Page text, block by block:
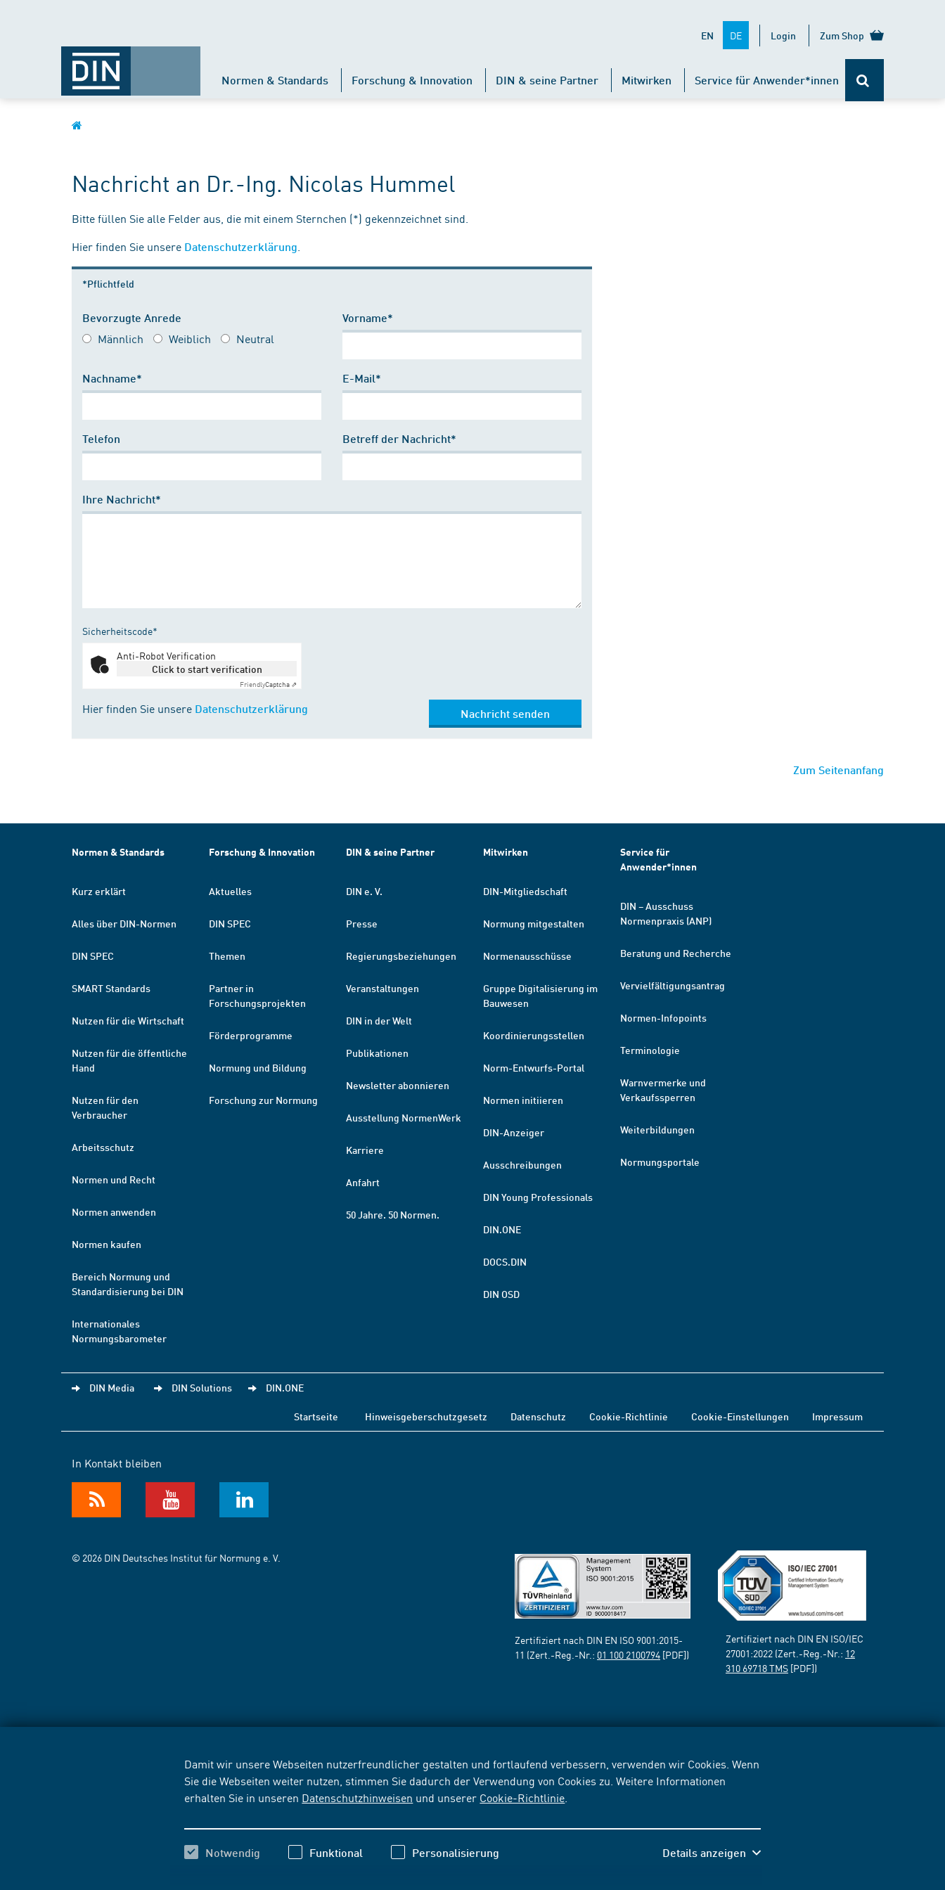
Damit wir unsere Webseiten nutzerfreundlicher gestalten und fortlaufend verbessern, verwenden wir Cookies. Wenn
Sie die Webseiten weiter nutzen, stimmen Sie dadurch der Verwendung von Cookies zu. Weitere Informationen
erhalten Sie in unseren Datenschutzhinweisen und unserer Cookie-Richtlinie
Notwendig Funktional Personalisierung Details anzeigen
EN DE Login Zum Shop
Normen & Standards Forschung & Innovation DIN & seine Partner Mitwirken Service für Anwender*innen
Nachricht an Dr.-Ing. Nicolas Hummel
Bitte füllen Sie alle Felder aus, die mit einem Sternchen (*) gekennzeichnet sind.
Hier finden Sie unsere Datenschutzerklärung
*Pflichtfeld
Bevorzugte Anrede
Männlich Weiblich Neutral
Vorname*
Nachname* E-Mail*
Telefon Betreff der Nachricht*
Ihre Nachricht*
Sicherheitscode*
Anti-Robot Verification
Click to start verification
FriendlyCaptcha ⇗
Hier finden Sie unsere Datenschutzerklärung Nachricht senden
Zum Seitenanfang
Normen & Standards
Kurz erklärt
Alles über DIN-Normen
DIN SPEC
SMART Standards
Nutzen für die Wirtschaft
Nutzen für die öffentliche
Hand
Nutzen für den
Verbraucher
Arbeitsschutz
Normen und Recht
Normen anwenden
Normen kaufen
Bereich Normung und
Standardisierung bei DIN
Internationales
Normungsbarometer
Forschung & Innovation
Aktuelles
DIN SPEC
Themen
Partner in
Forschungsprojekten
Förderprogramme
Normung und Bildung
Forschung zur Normung
DIN & seine Partner
DIN e. V.
Presse
Regierungsbeziehungen
Veranstaltungen
DIN in der Welt
Publikationen
Newsletter abonnieren
Ausstellung NormenWerk
Karriere
Anfahrt
50 Jahre. 50 Normen.
Mitwirken
DIN-Mitgliedschaft
Normung mitgestalten
Normenausschüsse
Gruppe Digitalisierung im
Bauwesen
Koordinierungsstellen
Norm-Entwurfs-Portal
Normen initiieren
DIN-Anzeiger
Ausschreibungen
DIN Young Professionals
DIN.ONE
DOCS.DIN
DIN OSD
Service für
Anwender*innen
DIN – Ausschuss
Normenpraxis (ANP)
Beratung und Recherche
Vervielfältigungsantrag
Normen-Infopoints
Terminologie
Warnvermerke und
Verkaufssperren
Weiterbildungen
Normungsportale
DIN Media DIN Solutions DIN.ONE
Startseite Hinweisgeberschutzgesetz Datenschutz Cookie-Richtlinie Cookie-Einstellungen Impressum
In Kontakt bleiben
© 2026 DIN Deutsches Institut für Normung e. V.
Zertifiziert nach DIN EN ISO 9001:2015-
11 (Zert.-Reg.-Nr.: 01 100 2100794 [PDF])
Zertifiziert nach DIN EN ISO/IEC
27001:2022 (Zert.-Reg.-Nr.: 12
310 69718 TMS [PDF])